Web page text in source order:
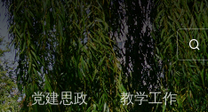
党建思政 教学工作